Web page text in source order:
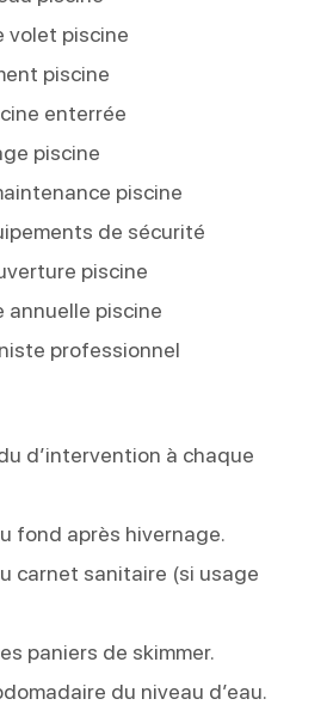
volet piscine
piscine
enterrée
piscine
piscine
de sécurité
piscine
annuelle piscine
professionnel
d’intervention à chaque
fond après hivernage.
carnet sanitaire (si usage
paniers de skimmer.
du niveau d’eau.